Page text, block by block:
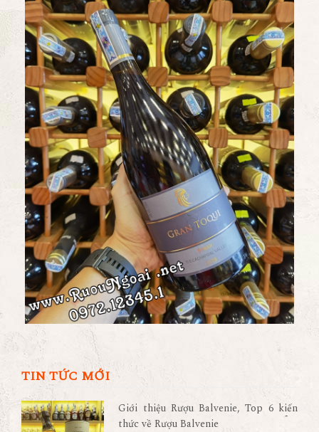
TIN TỨC MỚI
Giới thiệu Rượu Balvenie, Top 6 kiến
thức về Rượu Balvenie